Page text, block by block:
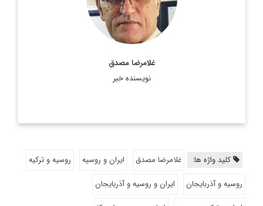
غلامرضا مصدق
نویسنده خبر
اطلاعات بیشتر
کلید واژه ها: غلامرضا مصدق ایران و روسیه
روسیه و ترکیه
روسیه و آذربایجان
ایران و روسیه و آذربایجان